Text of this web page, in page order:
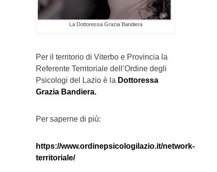
La Dottoressa Grazia Bandiera
Per il territorio di Viterbo e Provincia la
Referente Territoriale dell’Ordine degli
Psicologi del Lazio è la Dottoressa
Grazia Bandiera.
Per saperne di più:
https://www.ordinepsicologilazio.it/network-
territoriale/